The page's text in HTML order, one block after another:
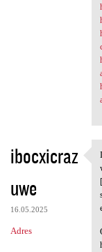
ibocxicraz
uwe
16.05.2025
Adres